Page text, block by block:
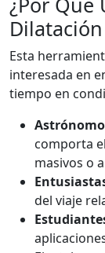
Esta
interesada en
tiempo en
comporta
masivos o
del viaje